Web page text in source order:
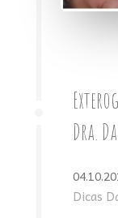
Dra.
Dicas